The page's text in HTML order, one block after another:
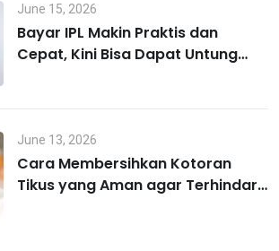
June 15, 2026
Bayar IPL Makin Praktis dan
Cepat, Kini Bisa Dapat Untung
June 13, 2026
Cara Membersihkan Kotoran
Tikus yang Aman agar Terhindar